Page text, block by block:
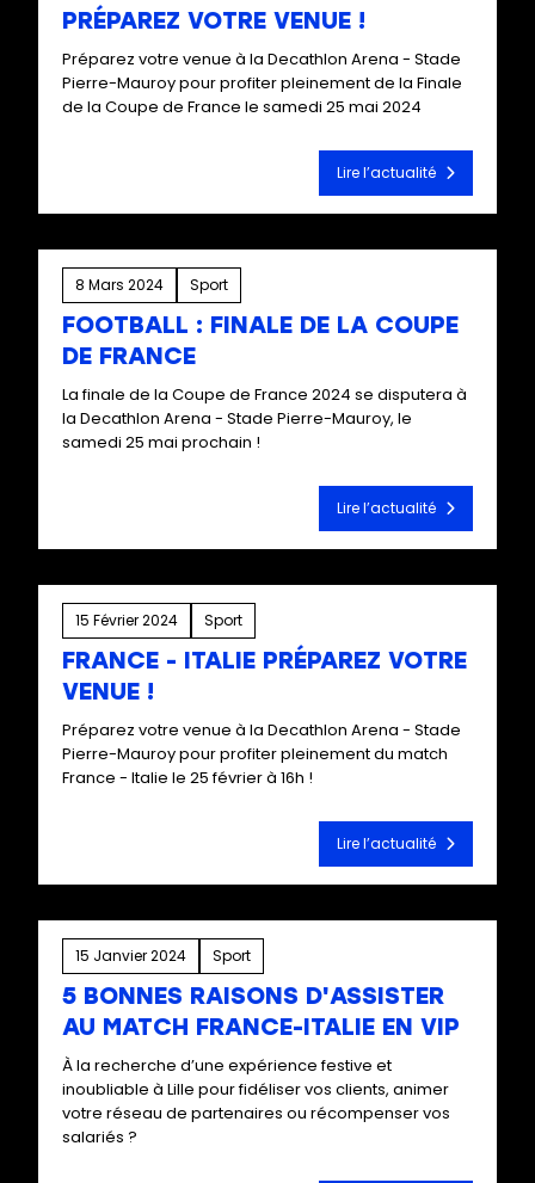
PRÉPAREZ VOTRE VENUE !
Préparez votre venue à la Decathlon Arena - Stade
Pierre-Mauroy pour profiter pleinement de la Finale
de la Coupe de France le samedi 25 mai 2024
Lire l’actualité
8 Mars 2024 Sport
FOOTBALL : FINALE DE LA COUPE
DE FRANCE
La finale de la Coupe de France 2024 se disputera à
la Decathlon Arena - Stade Pierre-Mauroy, le
samedi 25 mai prochain !
Lire l’actualité
15 Février 2024 Sport
FRANCE - ITALIE PRÉPAREZ VOTRE
VENUE !
Préparez votre venue à la Decathlon Arena - Stade
Pierre-Mauroy pour profiter pleinement du match
France - Italie le 25 février à 16h !
Lire l’actualité
15 Janvier 2024 Sport
5 BONNES RAISONS D'ASSISTER
AU MATCH FRANCE-ITALIE EN VIP
À la recherche d’une expérience festive et
inoubliable à Lille pour fidéliser vos clients, animer
votre réseau de partenaires ou récompenser vos
salariés ?